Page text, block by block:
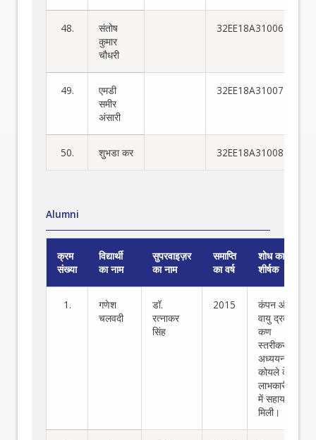
48.
संतोष
कुमार
चौधरी
32EE18A31006
49.
एमडी
समीर
अंसारी
32EE18A31007
50. शुभडा कर 32EE18A31008
Alumni
क्रम
संख्या
विद्यार्थी
का नाम
सुपरवाइज़र
का नाम
समाप्ति
का वर्ष
शोध का
शीर्षक
1.
गणेश
चलवदी
डॉ.
रत्नाकर
सिंह
2015
कंपन और
वायु द्रवण में
कण
स्तरीकरण के
अध्ययन से
कोयले के
लाभकारीकरण
में सहायता
मिली।